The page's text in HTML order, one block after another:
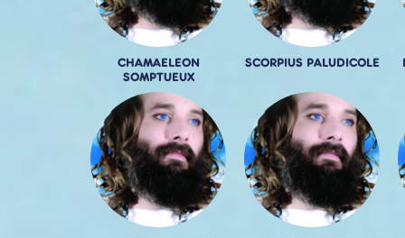
CHAMAELEON
SOMPTUEUX
SCORPIUS PALUDICOLE